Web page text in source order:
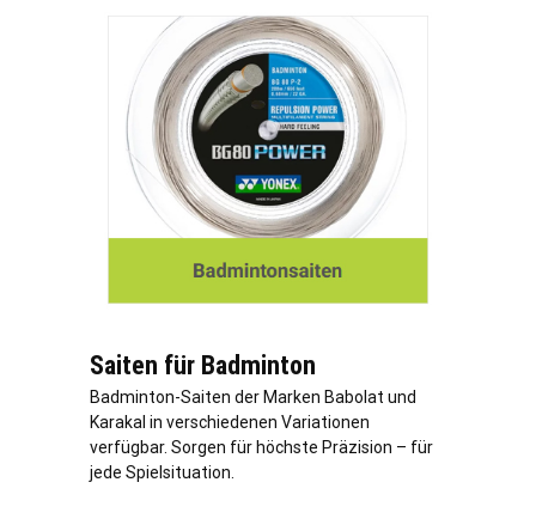
Saiten für Badminton
Badminton-Saiten der Marken Babolat und
Karakal in verschiedenen Variationen
verfügbar. Sorgen für höchste Präzision – für
jede Spielsituation.